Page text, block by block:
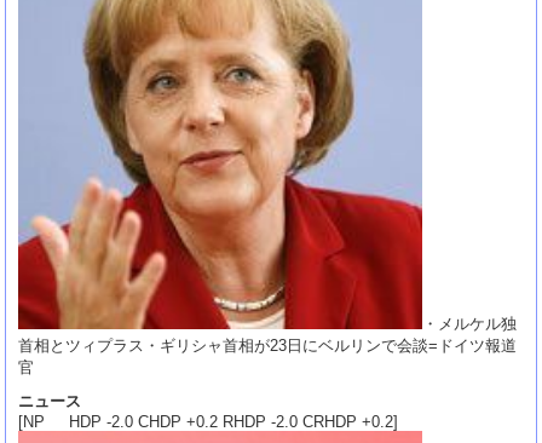
・メルケル独
首相とツィプラス・ギリシャ首相が23日にベルリンで会談=ドイツ報道
官
ニュース
[NP HDP -2.0 CHDP +0.2 RHDP -2.0 CRHDP +0.2]